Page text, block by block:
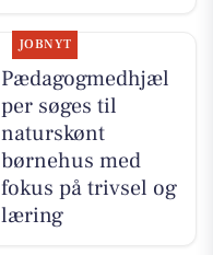
JOBNYT
Pædagogmedhjæl
per søges til
naturskønt
børnehus med
fokus på trivsel og
læring